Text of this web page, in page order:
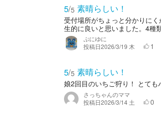
5/5 素晴らしい！
受付場所がちょっと分かりに
生的に良いと思いました。4種
ぷにゆに
投稿日2026/3/19 木 1
5/5 素晴らしい！
娘2回目のいちご狩り！ とても
さっちゃんのママ
投稿日2026/3/14 土 0